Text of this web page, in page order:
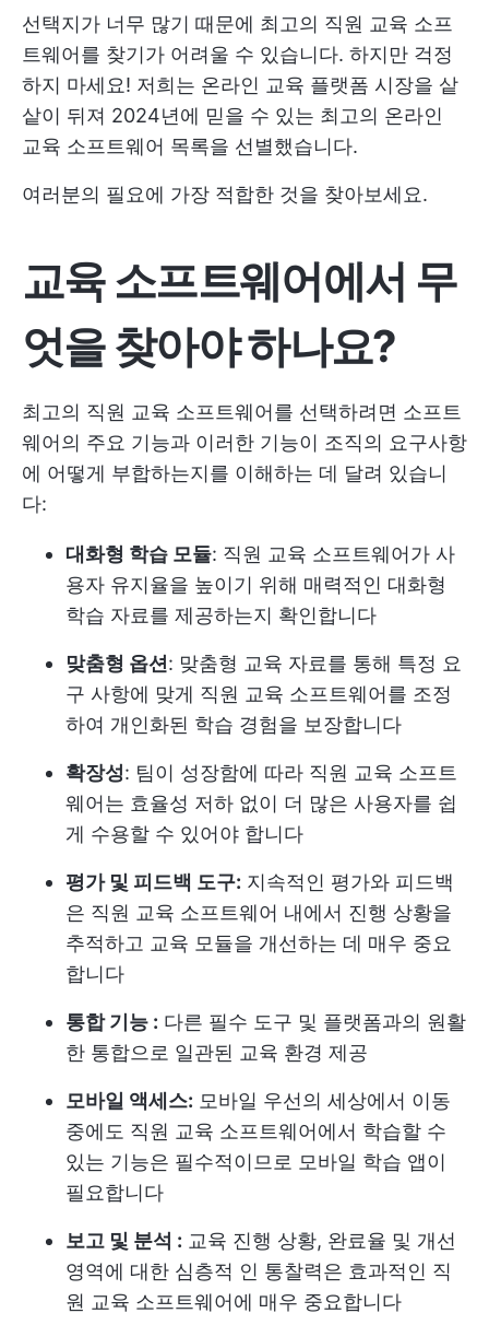
선택지가 너무 많기 때문에 최고의 직원 교육 소프
트웨어를 찾기가 어려울 수 있습니다. 하지만 걱정
하지 마세요! 저희는 온라인 교육 플랫폼 시장을 샅
샅이 뒤져 2024년에 믿을 수 있는 최고의 온라인
교육 소프트웨어 목록을 선별했습니다.
여러분의 필요에 가장 적합한 것을 찾아보세요.
교육 소프트웨어에서 무
엇을 찾아야 하나요?
최고의 직원 교육 소프트웨어를 선택하려면 소프트
웨어의 주요 기능과 이러한 기능이 조직의 요구사항
에 어떻게 부합하는지를 이해하는 데 달려 있습니
다:
대화형 학습 모듈: 직원 교육 소프트웨어가 사
용자 유지율을 높이기 위해 매력적인 대화형
학습 자료를 제공하는지 확인합니다
맞춤형 옵션 : 맞춤형 교육 자료를 통해 특정 요
구 사항에 맞게 직원 교육 소프트웨어를 조정
하여 개인화된 학습 경험을 보장합니다
확장성: 팀이 성장함에 따라 직원 교육 소프트
웨어는 효율성 저하 없이 더 많은 사용자를 쉽
게 수용할 수 있어야 합니다
평가 및 피드백 도구: 지속적인 평가와 피드백
은 직원 교육 소프트웨어 내에서 진행 상황을
추적하고 교육 모듈을 개선하는 데 매우 중요
합니다
통합 기능 : 다른 필수 도구 및 플랫폼과의 원활
한 통합으로 일관된 교육 환경 제공
모바일 액세스: 모바일 우선의 세상에서 이동
중에도 직원 교육 소프트웨어에서 학습할 수
있는 기능은 필수적이므로 모바일 학습 앱이
필요합니다
보고 및 분석 : 교육 진행 상황, 완료율 및 개선
영역에 대한 심층적 인 통찰력은 효과적인 직
원 교육 소프트웨어에 매우 중요합니다